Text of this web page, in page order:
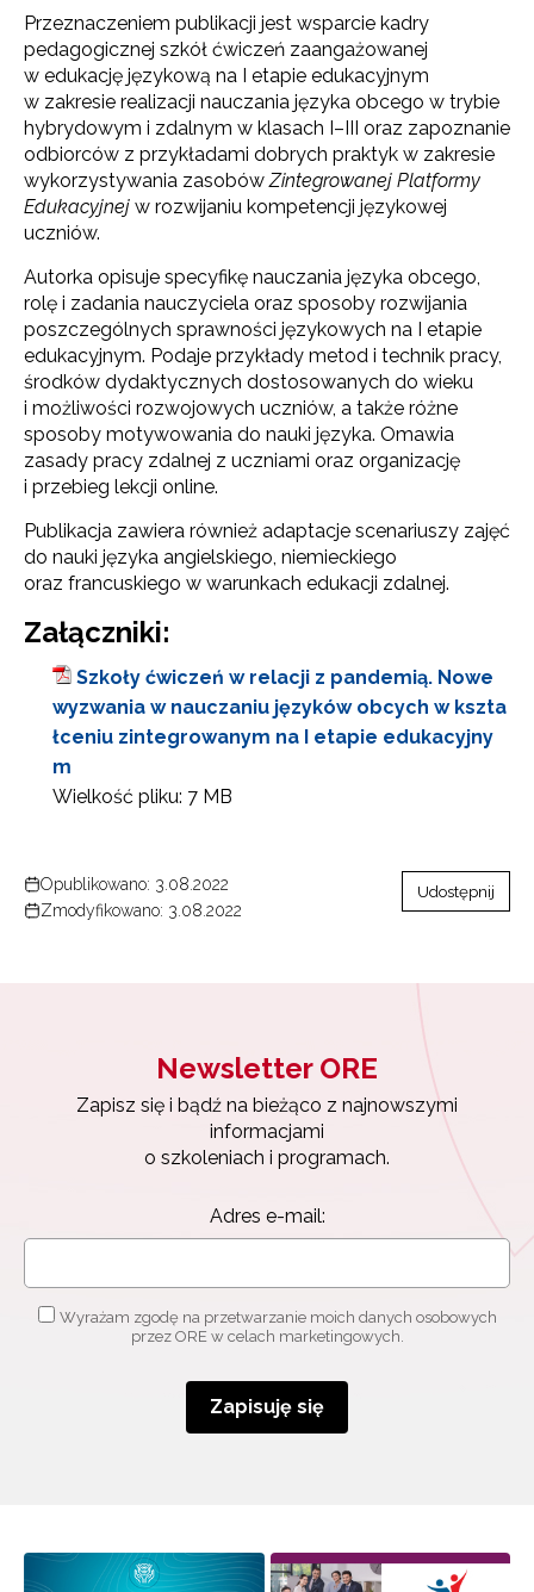
Przeznaczeniem publikacji jest wsparcie kadry
pedagogicznej szkół ćwiczeń zaangażowanej
w edukację językową na I etapie edukacyjnym
w zakresie realizacji nauczania języka obcego w trybie
hybrydowym i zdalnym w klasach I–III oraz zapoznanie
odbiorców z przykładami dobrych praktyk w zakresie
wykorzystywania zasobów Zintegrowanej Platformy
Edukacyjnej w rozwijaniu kompetencji językowej
uczniów.
Autorka opisuje specyfikę nauczania języka obcego,
rolę i zadania nauczyciela oraz sposoby rozwijania
poszczególnych sprawności językowych na I etapie
edukacyjnym. Podaje przykłady metod i technik pracy,
środków dydaktycznych dostosowanych do wieku
i możliwości rozwojowych uczniów, a także różne
sposoby motywowania do nauki języka. Omawia
zasady pracy zdalnej z uczniami oraz organizację
i przebieg lekcji online.
Publikacja zawiera również adaptacje scenariuszy zajęć
do nauki języka angielskiego, niemieckiego
oraz francuskiego w warunkach edukacji zdalnej.
Załączniki:
Szkoły ćwiczeń w relacji z pandemią. Nowe
wyzwania w nauczaniu języków obcych w kszta
łceniu zintegrowanym na I etapie edukacyjny
m
Wielkość pliku: 7 MB
Opublikowano: 3.08.2022
Zmodyfikowano: 3.08.2022
Udostępnij
Newsletter ORE
Zapisz się i bądź na bieżąco z najnowszymi
informacjami
o szkoleniach i programach.
Adres e-mail:
Wyrażam zgodę na przetwarzanie moich danych osobowych
przez ORE w celach marketingowych.
Zapisuję się
Newsletter ORE
Zapisz się i bądź na bieżąco z najnowszymi
Adres e-mail:
Wyrażam zgodę na przetwarzanie moich danych
osobowych przez ORE w celach marketingowych.